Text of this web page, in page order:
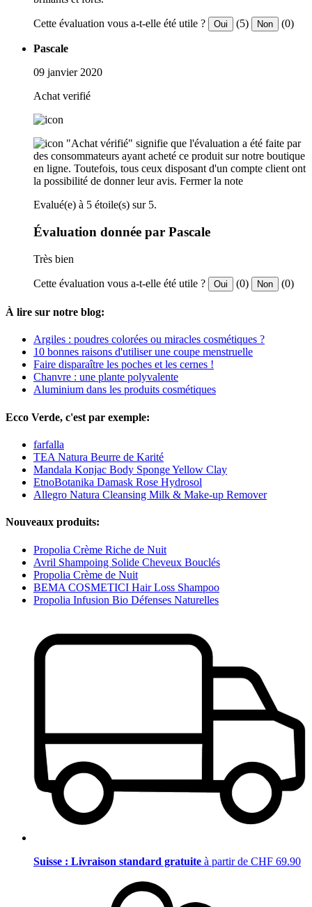
Cette évaluation vous a-t-elle été utile ? Oui (5) Non (0)
Pascale
09 janvier 2020
Achat verifié
"Achat vérifié" signifie que l'évaluation a été faite par
des consommateurs ayant acheté ce produit sur notre boutique
en ligne. Toutefois, tous ceux disposant d'un compte client ont
la possibilité de donner leur avis. Fermer la note
Evalué(e) à 5 étoile(s) sur 5.
Évaluation donnée par Pascale
Très bien
Cette évaluation vous a-t-elle été utile ? Oui (0) Non (0)
À lire sur notre blog:
Argiles : poudres colorées ou miracles cosmétiques ?
10 bonnes raisons d'utiliser une coupe menstruelle
Faire disparaître les poches et les cernes !
Chanvre : une plante polyvalente
Aluminium dans les produits cosmétiques
Ecco Verde, c'est par exemple:
farfalla
TEA Natura Beurre de Karité
Mandala Konjac Body Sponge Yellow Clay
EtnoBotanika Damask Rose Hydrosol
Allegro Natura Cleansing Milk & Make-up Remover
Nouveaux produits:
Propolia Crème Riche de Nuit
Avril Shampoing Solide Cheveux Bouclés
Propolia Crème de Nuit
BEMA COSMETICI Hair Loss Shampoo
Propolia Infusion Bio Défenses Naturelles
Suisse : Livraison standard gratuite à partir de CHF 69.90